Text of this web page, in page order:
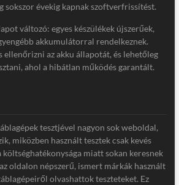
sokszor évekig kapnak szoftverfrissítést.
változó: egyes készülékek újszerűek,
akkumulátorral rendelkeznek.
ellenőrizni az akku állapotát, és lehetőleg
ahol a hibátlan működés garantált.
tesztjével nagyon sok weboldal,
miközben használt tesztek csak kevés
költséghatékonysága miatt sokan keresnek
oldalon népszerű, ismert márkák használt
olvashattok teszteteket. Ez